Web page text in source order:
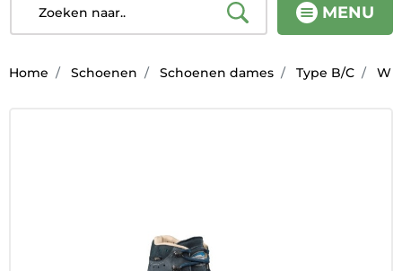
MENU
Home Schoenen Schoenen dames Type B/C W